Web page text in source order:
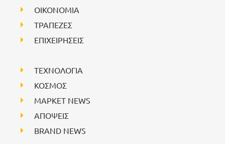
ΟΙΚΟΝΟΜΙΑ
ΤΡΑΠΕΖΕΣ
ΕΠΙΧΕΙΡΗΣΕΙΣ
ΤΕΧΝΟΛΟΓΙΑ
ΚΟΣΜΟΣ
ΜΑΡΚΕΤ NEWS
ΑΠΟΨΕΙΣ
BRAND NEWS